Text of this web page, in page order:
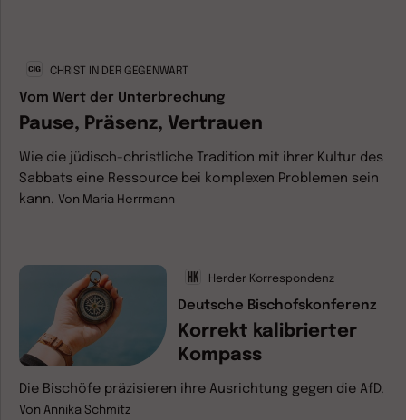
CHRIST IN DER GEGENWART
Vom Wert der Unterbrechung
Pause, Präsenz, Vertrauen
Wie die jüdisch-christliche Tradition mit ihrer Kultur des
Sabbats eine Ressource bei komplexen Problemen sein
kann. Von Maria Herrmann
Herder Korrespondenz
Deutsche Bischofskonferenz
Korrekt kalibrierter
Kompass
Die Bischöfe präzisieren ihre Ausrichtung gegen die AfD.
Von Annika Schmitz